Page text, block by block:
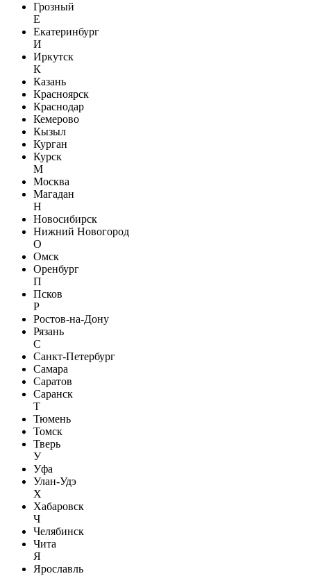
Грозный
Е
Екатеринбург
И
Иркутск
К
Казань
Красноярск
Краснодар
Кемерово
Кызыл
Курган
Курск
М
Москва
Магадан
Н
Новосибирск
Нижний Новогород
О
Омск
Оренбург
П
Псков
Р
Ростов-на-Дону
Рязань
С
Санкт-Петербург
Самара
Саратов
Саранск
Т
Тюмень
Томск
Тверь
У
Уфа
Улан-Удэ
Х
Хабаровск
Ч
Челябинск
Чита
Я
Ярославль